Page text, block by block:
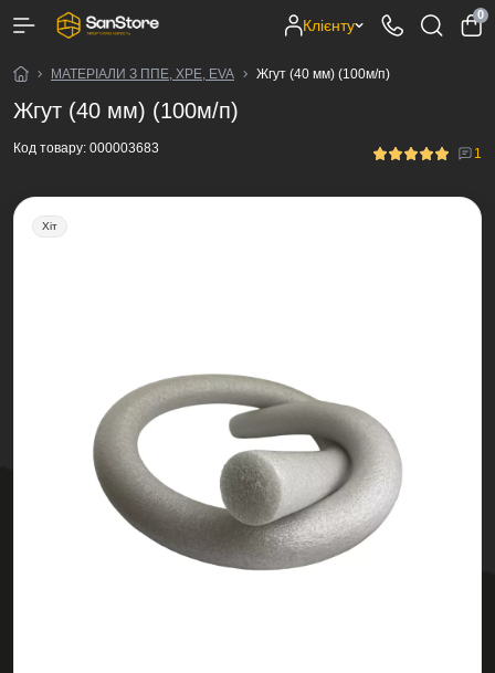
Клієнту
0
МАТЕРІАЛИ З ППЕ, XPE, EVA Жгут (40 мм) (100м/п)
Жгут (40 мм) (100м/п)
Код товару: 000003683 1
Хіт